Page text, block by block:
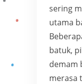
sering
utama
batuk,
demam
merasa